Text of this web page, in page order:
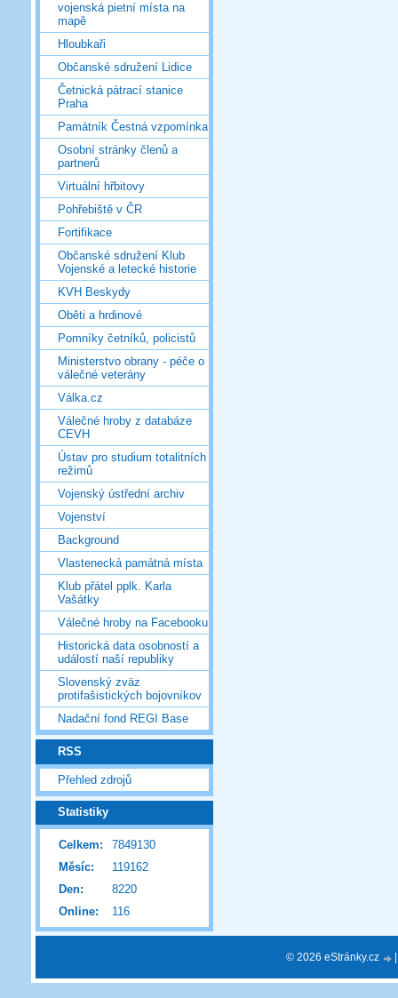
vojenská pietní místa na
mapě
Hloubkaři
Občanské sdružení Lidice
Četnická pátrací stanice
Praha
Památník Čestná vzpomínka
Osobní stránky členů a
partnerů
Virtuální hřbitovy
Pohřebiště v ČR
Fortifikace
Občanské sdružení Klub
Vojenské a letecké historie
KVH Beskydy
Oběti a hrdinové
Pomníky četníků, policistů
Ministerstvo obrany - péče o
válečné veterány
Válka.cz
Válečné hroby z databáze
CEVH
Ústav pro studium totalitních
režimů
Vojenský ústřední archiv
Vojenství
Background
Vlastenecká památná místa
Klub přátel pplk. Karla
Vašátky
Válečné hroby na Facebooku
Historická data osobností a
událostí naší republiky
Slovenský zväz
protifašistických bojovníkov
Nadační fond REGI Base
RSS
Přehled zdrojů
Statistiky
Online: 116
Celkem:
7849130
Měsíc:
119162
Den:
8220
© 2026 eStránky.cz